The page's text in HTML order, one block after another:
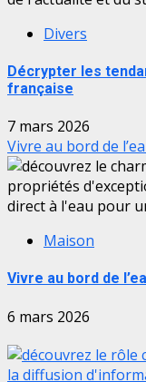
Divers
Décrypter les
française
7 mars 2026
Vivre au bord de
Maison
Vivre au bord de
6 mars 2026